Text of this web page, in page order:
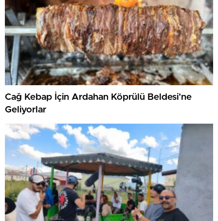
Cağ Kebap İçin Ardahan Köprülü Beldesi’ne
Geliyorlar